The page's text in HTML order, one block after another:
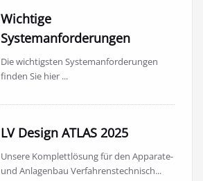
Wichtige
Systemanforderungen
Die wichtigsten Systemanforderungen
finden Sie hier ...
LV Design ATLAS 2025
Unsere Komplettlösung für den Apparate-
und Anlagenbau Verfahrenstechnisch...